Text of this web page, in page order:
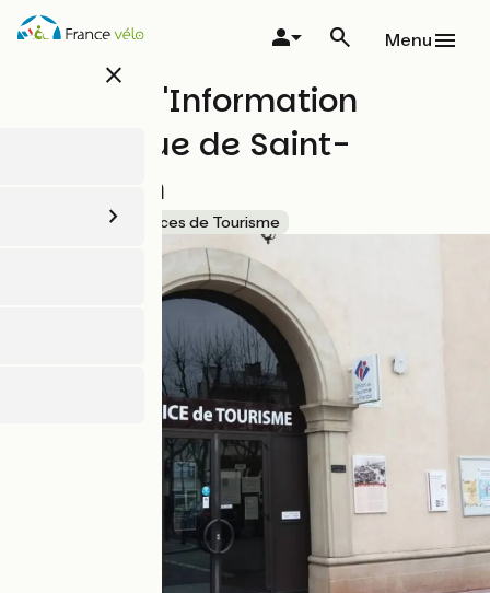
Aller
au
close
Menu
Bureau d'Information
touristique de Saint-
Marcellin
Accueil Vélo Offices de Tourisme